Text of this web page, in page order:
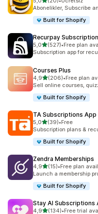
toplam 20 değerlendirme
Abonelikler, Subscribe
Built for Shopify
Recurpay
5,05 yıldız üzerinden
(527)
toplam 527•Free plan
Subscription app for
Courses Plus
4,95 yıldız üzerinden
(206)
toplam 206•Free plan
Sell online courses,
Built for Shopify
TA Subscriptions App
5,05 yıldız üzerinden
(39)
toplam 39 değerlendirme
•Free
Subscription plans &
Built for Shopify
Zendra Memberships
4,95 yıldız üzerinden
(15)
toplam 15 değerlendirme
•Free plan
Launch a membership
Built for Shopify
Stay AI Subscriptions
4,95 yıldız üzerinden
(134)•Free trial